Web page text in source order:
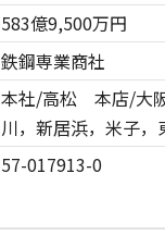
583億9,500万円
鉄鋼専業商社
本社/高松 本店/大
川，新居浜，米子，
57-017913-0